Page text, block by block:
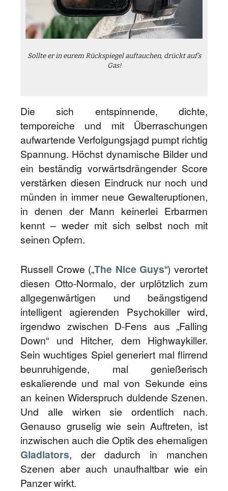
Sollte er in eurem Rückspiegel auftauchen, drückt auf’s
Gas!
Die sich entspinnende, dichte,
temporeiche und mit Überraschungen
aufwartende Verfolgungsjagd pumpt richtig
Spannung. Höchst dynamische Bilder und
ein beständig vorwärtsdrängender Score
verstärken diesen Eindruck nur noch und
münden in immer neue Gewalteruptionen,
in denen der Mann keinerlei Erbarmen
kennt – weder mit sich selbst noch mit
seinen Opfern.
Russell Crowe („The Nice Guys“) verortet
diesen Otto-Normalo, der urplötzlich zum
allgegenwärtigen und beängstigend
intelligent agierenden Psychokiller wird,
irgendwo zwischen D-Fens aus „Falling
Down“ und Hitcher, dem Highwaykiller.
Sein wuchtiges Spiel generiert mal flirrend
beunruhigende, mal genießerisch
eskalierende und mal von Sekunde eins
an keinen Widerspruch duldende Szenen.
Und alle wirken sie ordentlich nach.
Genauso gruselig wie sein Auftreten, ist
inzwischen auch die Optik des ehemaligen
Gladiators, der dadurch in manchen
Szenen aber auch unaufhaltbar wie ein
Panzer wirkt.